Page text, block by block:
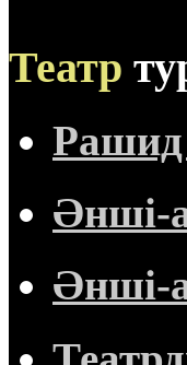
Театр
Рашид
Әнші-
Әнші-